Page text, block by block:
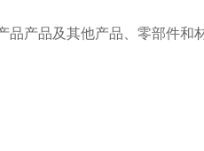
产品及其他产品、零部件和